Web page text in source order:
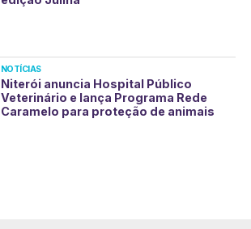
NOTÍCIAS
Niterói anuncia Hospital Público
Veterinário e lança Programa Rede
Caramelo para proteção de animais